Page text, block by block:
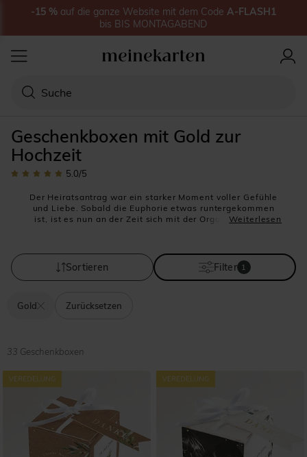
Geschenkboxen mit Gold zur
Hochzeit
5.0/5
Der Heiratsantrag war ein starker Moment voller Gefühle
und Liebe. Sobald die Euphorie etwas runtergekommen
ist, ist es nun an der Zeit sich mit der Organisation der
vernachlässigen. Nehmen Sie sich genug Zeit über Ihre
Tischdekoration nachzudenken. Sie möchten Ihren Gästen
ein Geschenk machen, um Ihnen Ihre Dankbarkeit für ihre
traditionelles Geschenk, das bei allen Gästen sehr beliebt
Fotos von Ihnen oder der Location einzufügen und Ihren
empfehlen Ihnen eine Geschenkbox im gleichen Design
wie Ihre Hochzeitseinladung zu wählen.
Weiterlesen
Sortieren Filter 1
Gold Zurücksetzen
33 Geschenkboxen
-15 % auf die ganze Website mit dem Code A-FLASH1
bis BIS MONTAGABEND